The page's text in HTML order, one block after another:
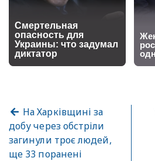
На Харківщині за
добу через обстріли
загинули троє людей,
ще 33 поранені